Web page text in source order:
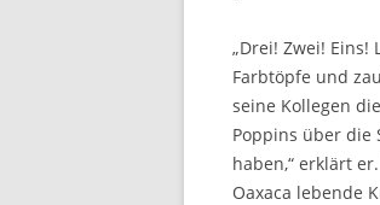
„Drei! Zwei! Eins!
Farbtöpfe und
seine Kollegen
Poppins über die
haben,“ erklärt
Oaxaca lebende